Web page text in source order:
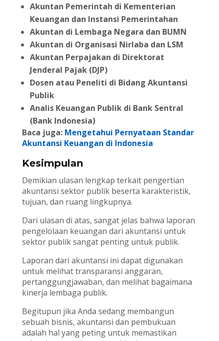
Akuntan Pemerintah di Kementerian
Keuangan dan Instansi Pemerintahan
Akuntan di Lembaga Negara dan BUMN
Akuntan di Organisasi Nirlaba dan LSM
Akuntan Perpajakan di Direktorat
Jenderal Pajak (DJP)
Dosen atau Peneliti di Bidang Akuntansi
Publik
Analis Keuangan Publik di Bank Sentral
(Bank Indonesia)
Baca juga: Mengetahui Pernyataan Standar
Akuntansi Keuangan di Indonesia
Kesimpulan
Demikian ulasan lengkap terkait pengertian
akuntansi sektor publik beserta karakteristik,
tujuan, dan ruang lingkupnya.
Dari ulasan di atas, sangat jelas bahwa laporan
pengelolaan keuangan dari akuntansi untuk
sektor publik sangat penting untuk publik.
Laporan dari akuntansi ini dapat digunakan
untuk melihat transparansi anggaran,
pertanggungjawaban, dan melihat bagaimana
kinerja lembaga publik.
Begitupun jika Anda sedang membangun
sebuah bisnis, akuntansi dan pembukuan
adalah hal yang peting untuk memastikan